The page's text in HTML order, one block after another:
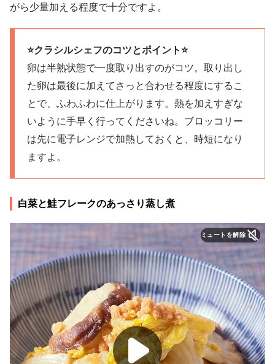
がら少量加える程度で十分ですよ。
⭐️クラシルシェフのコツとポイント⭐️
卵は半熟状態で一度取り出すのがコツ。取り出し
た卵は最後に加えてさっと合わせる程度にするこ
とで、ふわふわに仕上がります。熱を加えすぎな
いように手早く行ってくださいね。ブロッコリー
は先に電子レンジで加熱しておくと、時短になり
ますよ。
白菜と鮭フレークのあっさり蒸し煮
ミュートを解除